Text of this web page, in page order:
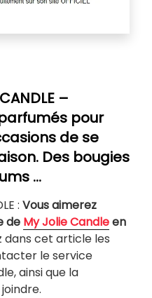
–
pour
de se
Des bougies
…
: Vous aimerez
de My Jolie Candleen
dans cet article les
le service
ainsi que la